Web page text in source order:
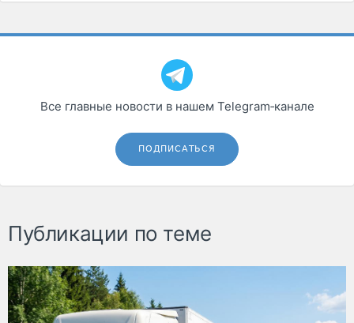
Все главные новости в нашем Telegram‑канале
ПОДПИСАТЬСЯ
Публикации по теме